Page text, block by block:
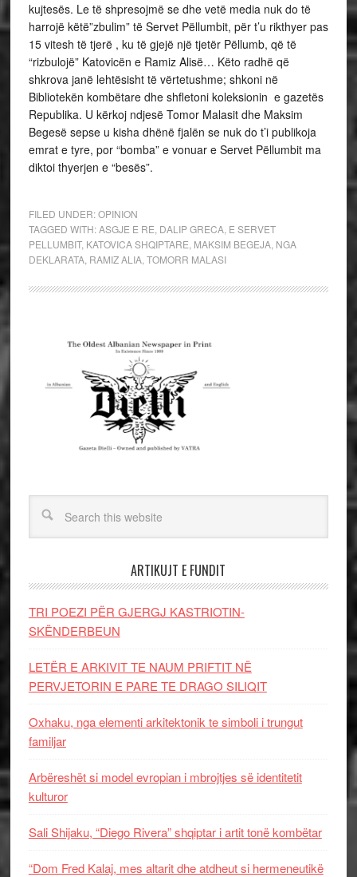
kujtesës. Le të shpresojmë se dhe vetë media nuk do të
harrojë këtë”zbulim” të Servet Pëllumbit, për t’u rikthyer pas
15 vitesh të tjerë , ku të gjejë një tjetër Pëllumb, që të
“rizbulojë” Katovicën e Ramiz Alisë… Këto radhë që
shkrova janë lehtësisht të vërtetushme; shkoni në
Bibliotekën kombëtare dhe shfletoni koleksionin e gazetës
Republika. U kërkoj ndjesë Tomor Malasit dhe Maksim
Begesë sepse u kisha dhënë fjalën se nuk do t’i publikoja
emrat e tyre, por “bomba” e vonuar e Servet Pëllumbit ma
diktoi thyerjen e “besës”.
FILED UNDER:OPINION
TAGGED WITH:ASGJE E RE DALIP GRECA, E SERVET
PELLUMBIT, KATOVICA SHQIPTARE MAKSIM BEGEJA, NGA
DEKLARATA, RAMIZ ALIA, TOMORR MALASI
ARTIKUJT E FUNDIT
TRI POEZI PËR GJERGJ KASTRIOTIN-
SKËNDERBEUN
LETËR E ARKIVIT TE NAUM PRIFTIT NË
PERVJETORIN E PARE TE DRAGO SILIQIT
Oxhaku, nga elementi arkitektonik te simboli i trungut
familjar
Arbëreshët si model evropian i mbrojtjes së identitetit
kulturor
Sali Shijaku, “Diego Rivera” shqiptar i artit tonë kombëtar
“Dom Fred Kalaj, mes altarit dhe atdheut si hermeneutikë